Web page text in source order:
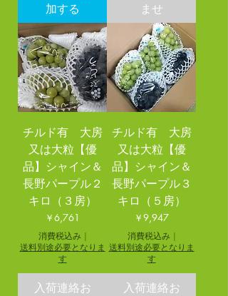
加する
ませ
チルド有 大房
又は大粒【優
品】シャイン＆
長野パープル２
キロ（３房）
価格
￥6,761
消費税込み|
送料別途必要となりま
す
入荷連絡お
チルド有 大房
又は大粒【優
品】シャイン＆
長野パープル３
キロ（５房）
価格
￥9,947
消費税込み|
送料別途必要となりま
す
入荷連絡お